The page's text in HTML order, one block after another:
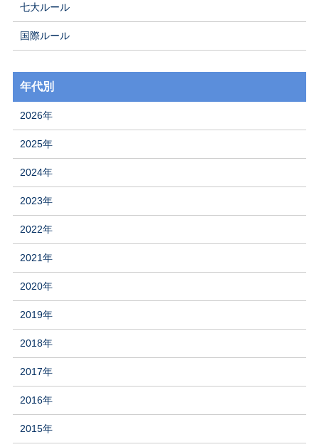
七大ルール
国際ルール
年代別
2026年
2025年
2024年
2023年
2022年
2021年
2020年
2019年
2018年
2017年
2016年
2015年